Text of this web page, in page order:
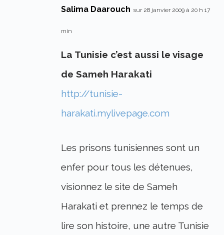
Salima Daarouch sur 28 janvier 2009 à 20 h 17
min
La Tunisie c’est aussi le visage
de Sameh Harakati
http://tunisie-
harakati.mylivepage.com
Les prisons tunisiennes sont un
enfer pour tous les détenues,
visionnez le site de Sameh
Harakati et prennez le temps de
lire son histoire, une autre Tunisie